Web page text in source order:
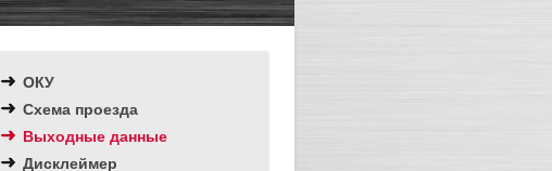
ОКУ
Схема проезда
Выходные данные
Дисклеймер